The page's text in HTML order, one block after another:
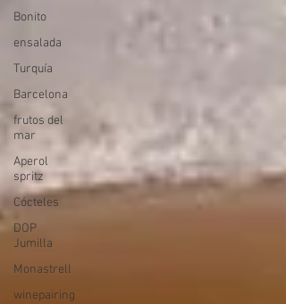
Bonito
ensalada
Turquía
Barcelona
frutos del
mar
Aperol
spritz
Cócteles
DOP
Jumilla
Monastrell
winepairing